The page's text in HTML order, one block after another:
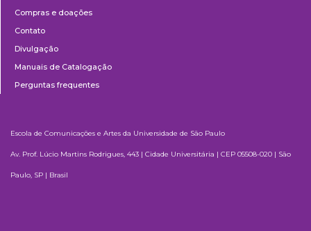
Compras e doações
Contato
Divulgação
Manuais de Catalogação
Perguntas frequentes
Escola de Comunicações e Artes da Universidade de São Paulo
Av. Prof. Lúcio Martins Rodrigues, 443 | Cidade Universitária | CEP 05508-020 | São
Paulo, SP | Brasil